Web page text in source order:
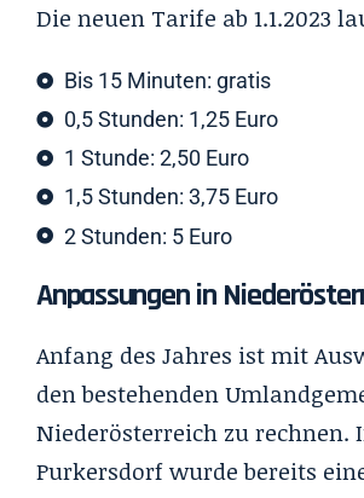
Die neuen Tarife ab 1.1.2023
Bis 15 Minuten: gratis
0,5 Stunden: 1,25 Euro
1 Stunde: 2,50 Euro
1,5 Stunden: 3,75 Euro
2 Stunden: 5 Euro
Anpassungen in
Anfang des Jahres ist mit
den bestehenden
Niederösterreich zu rechnen.
Purkersdorf wurde bereits